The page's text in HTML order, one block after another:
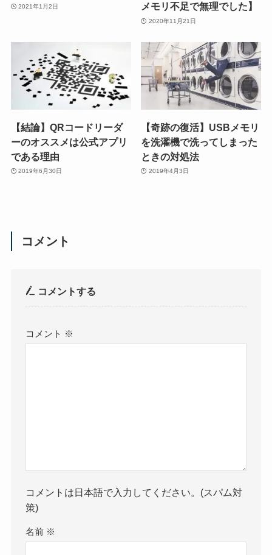
2021年1月2日
メモリ不足で無理でした】
2020年11月21日
【結論】QRコードリーダ
ーのオススメは公式アプリ
である理由
2019年6月30日
【奇跡の復活】USBメモリ
を洗濯機で洗ってしまった
ときの対処法
2019年4月3日
コメント
コメントする
コメント ※
コメントは日本語で入力してください。(スパム対
策)
名前 ※